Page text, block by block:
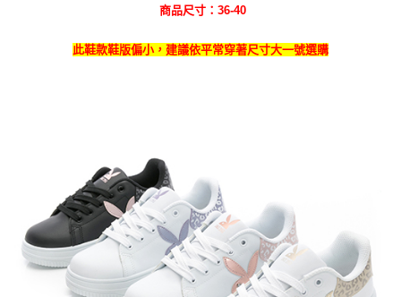
商品尺寸：36-40
此鞋款鞋版偏小，建議依平常穿著尺寸大一號選購